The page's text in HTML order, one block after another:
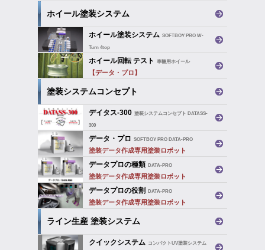
ホイール塗装システム
ホイール塗装システム SOFTBOY PRO W-
Turn 4top
【車輛用ホイール】
ホイール回転 テスト 車輛用ホイール
【データ・プロ】
塗装システムコンセプト
デイタス-300 塗装システムコンセプト DATASS-
300
デジタル塗装システム
データ・プロ SOFTBOY PRO DATA-PRO
塗装データ作成専用塗装ロボット
データプロの種類 DATA-PRO
塗装データ作成専用塗装ロボット
データプロの役割 DATA-PRO
塗装データ作成専用塗装ロボット
ライン生産 塗装システム
クイックシステム コンパクトUV塗装システム